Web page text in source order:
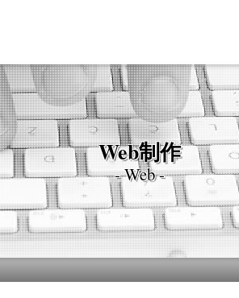
Web制作
- Web -